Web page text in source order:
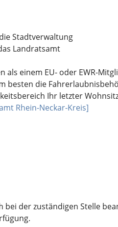
Stadtverwaltung
Landratsamt
als einem EU- oder EWR-
besten die
Ihr letzter
Rhein-Neckar-Kreis]
bei der zuständigen Stelle